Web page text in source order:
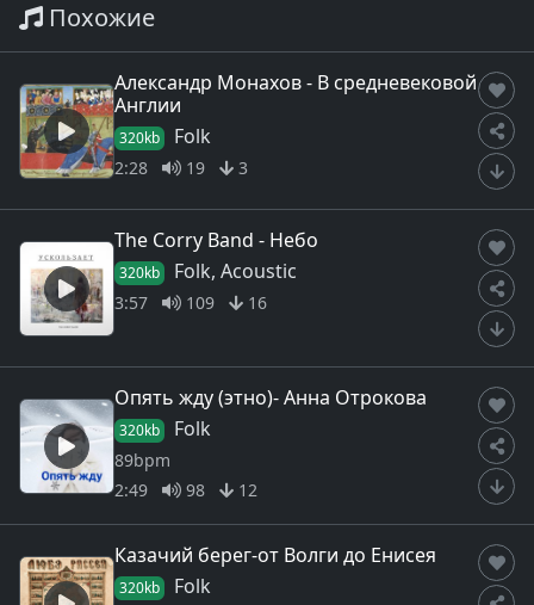
Похожие
Александр Монахов - В средневековой
Англии
320kb Folk
2:28 19 3
The Corry Band - Небо
320kb Folk, Acoustic
3:57 109 16
Опять жду (этно)- Анна Отрокова
320kb Folk
89bpm
2:49
98 12
Казачий берег-от Волги до Енисея
320kb Folk